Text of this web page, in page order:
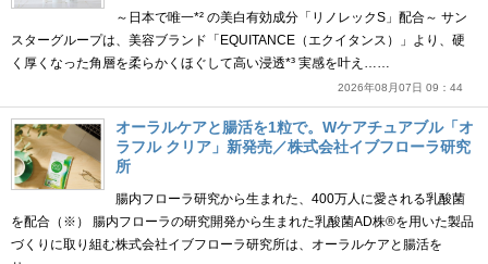
～日本で唯一*² の美白有効成分「リノレックS」配合～ サン
スターグループは、美容ブランド「EQUITANCE（エクイタンス）」より、硬
く厚くなった角層を柔らかくほぐして高い浸透*³ 実感を叶え……
2026年08月07日 09：44
オーラルケアと腸活を1粒で。Wケアチュアブル「オ
ラフル クリア」新発売／株式会社イブフローラ研究
所
腸内フローラ研究から生まれた、400万人に愛される乳酸菌
を配合（※） 腸内フローラの研究開発から生まれた乳酸菌AD株®を用いた製品
づくりに取り組む株式会社イブフローラ研究所は、オーラルケアと腸活を